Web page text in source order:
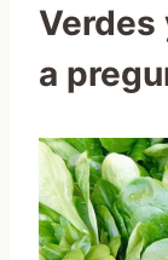
Verdes
a